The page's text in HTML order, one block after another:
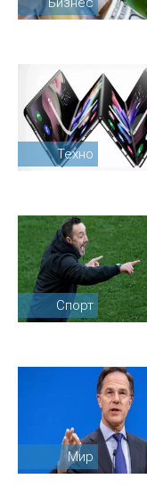
Техно
Спорт
Мир